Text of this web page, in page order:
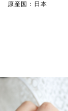
原産国：日本